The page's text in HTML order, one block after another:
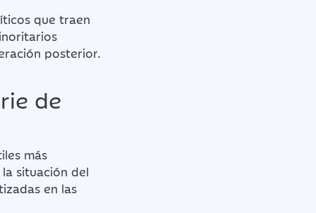
que traen
posterior.
de
más
situación del
en las